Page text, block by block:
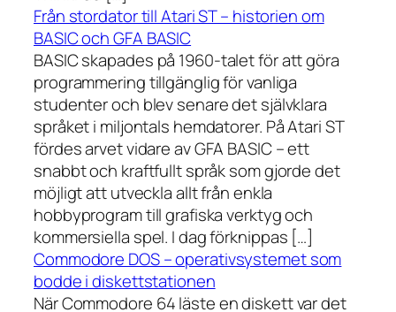
Från stordator till Atari ST – historien om
BASIC och GFA BASIC
BASIC skapades på 1960-talet för att göra
programmering tillgänglig för vanliga
studenter och blev senare det självklara
språket i miljontals hemdatorer. På Atari ST
fördes arvet vidare av GFA BASIC – ett
snabbt och kraftfullt språk som gjorde det
möjligt att utveckla allt från enkla
hobbyprogram till grafiska verktyg och
kommersiella spel. I dag förknippas […]
Commodore DOS – operativsystemet som
bodde i diskettstationen
När Commodore 64 läste en diskett var det